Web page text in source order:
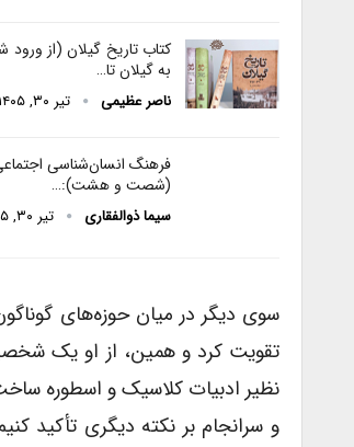
کتاب تاریخ گیلان (از ورود
به گیلان تا…
ناصر عظیمی تیر ۳۰, ۱۴۰۵
فرهنگ انسان‌شناسی
(شصت و هشت):…
سیما ذوالفقاری تیر ۳۰, ۱۴۰۵
سوی دیگر در میان حوزه‌های
تقویت کرد و همین، از او یک
نظیر ادبیات کلاسیک و اسطوره
و سرانجام بر نکته دیگری تأکید